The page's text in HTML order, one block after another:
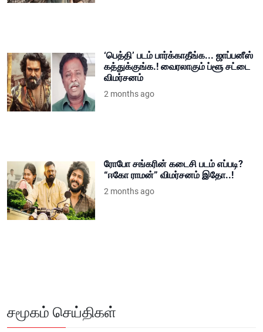
‘பெத்தி’ படம் பார்க்காதீங்க... ஜாப்பனீஸ்
கத்துக்குங்க.! வைரலாகும் ப்ளூ சட்டை
விமர்சனம்
2 months ago
ரோபோ சங்கரின் கடைசி படம் எப்படி?
“ஈகோ ராமன்” விமர்சனம் இதோ..!
2 months ago
சமூகம் செய்திகள்